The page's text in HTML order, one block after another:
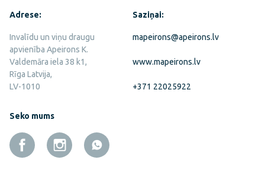
Adrese:
Invalīdu un viņu draugu
apvienība Apeirons K.
Valdemāra iela 38 k1,
Rīga Latvija,
LV-1010
Saziņai:
mapeirons@apeirons.lv
www.mapeirons.lv
+371 22025922
Seko mums